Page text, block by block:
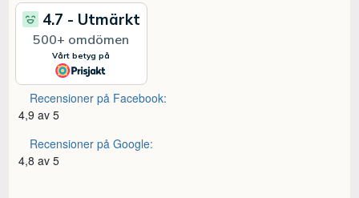
Recensioner på Facebook:
4,9 av 5
Recensioner på Google:
4,8 av 5